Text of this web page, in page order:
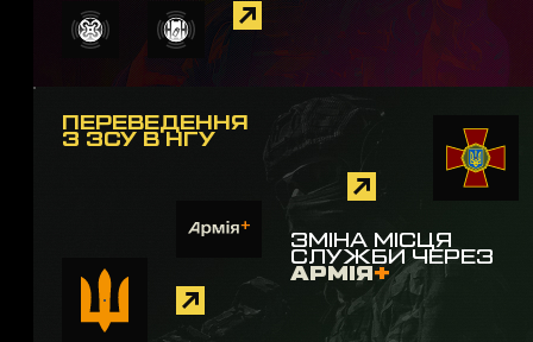
ПЕРЕВЕДЕННЯ
З ЗСУ В НГУ
ЗМІНА МІСЦЯ
СЛУЖБИ ЧЕРЕЗ
АРМІЯ +